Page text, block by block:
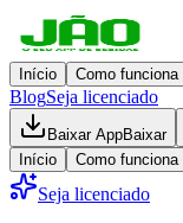
Início Como funciona
BlogSeja licenciado
Baixar AppBaixar
Início
Como funciona
Seja licenciado